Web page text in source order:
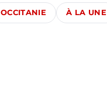
OCCITANIE À LA UNE